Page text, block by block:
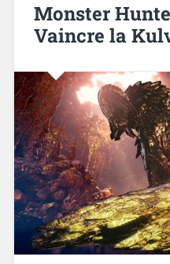
Monster
Vaincre la